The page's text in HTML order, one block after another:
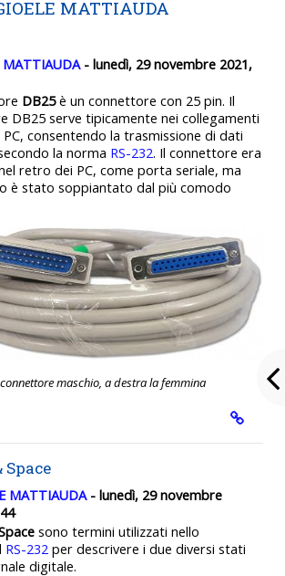
MATTIAUDA
MATTIAUDA- lunedì, 29 novembre 2021,
DB25 è un connettore con 25 pin. Il
DB25 serve tipicamente nei collegamenti
PC, consentendo la trasmissione di dati
la norma RS-232. Il connettore era
retro dei PC, come porta seriale, ma
è stato soppiantato dal più comodo
maschio, a destra la femmina
MATTIAUDA- lunedì, 29 novembre
sono termini utilizzati nello
RS-232 per descrivere i due diversi stati
digitale.